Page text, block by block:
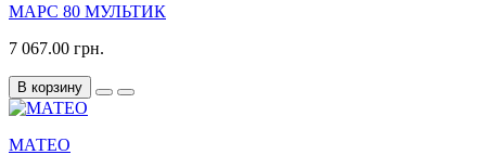
МАРС 80 МУЛЬТИК
7 067.00 грн.
В корзину
МАТЕО